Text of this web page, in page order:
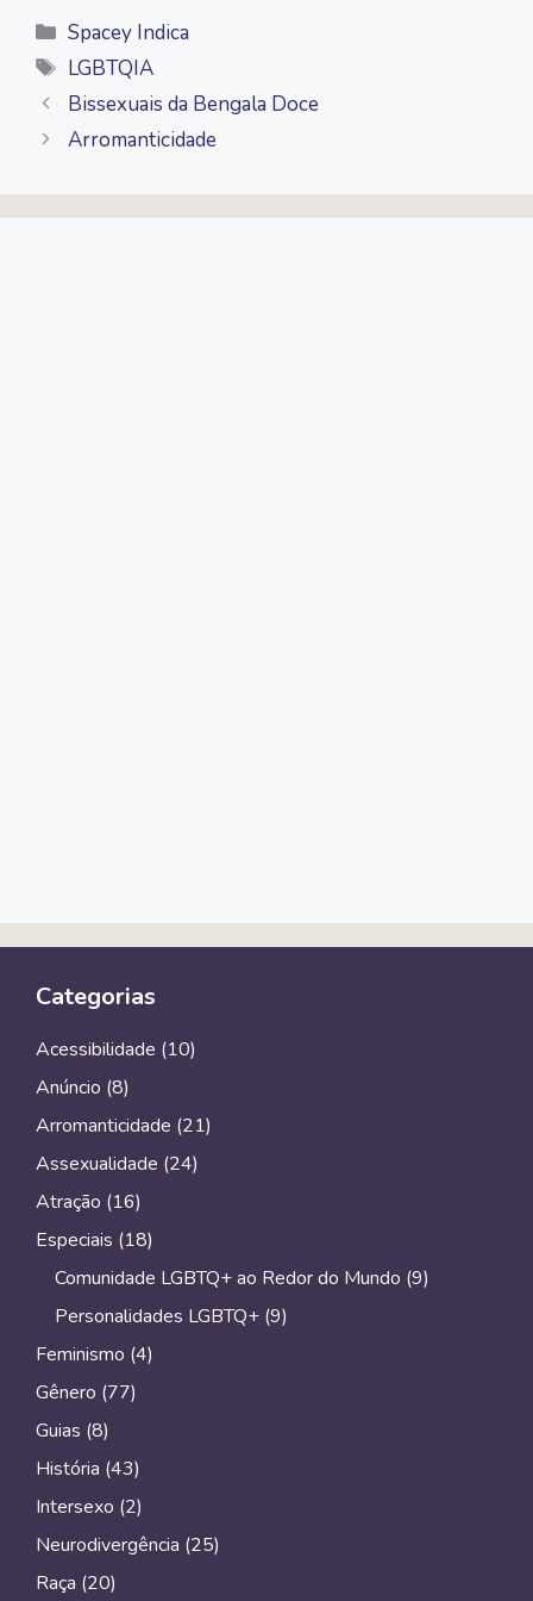
Categorias
Spacey Indica
Tags
LGBTQIA
Bissexuais da Bengala Doce
Arromanticidade
Categorias
Acessibilidade (10)
Anúncio (8)
Arromanticidade (21)
Assexualidade (24)
Atração (16)
Especiais (18)
Comunidade LGBTQ+ ao Redor do Mundo (9)
Personalidades LGBTQ+ (9)
Feminismo (4)
Gênero (77)
Guias (8)
História (43)
Intersexo (2)
Neurodivergência (25)
Raça (20)